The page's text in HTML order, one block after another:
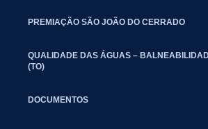
PREMIAÇÃO SÃO JOÃO DO CERRADO
QUALIDADE DAS ÁGUAS –
(TO)
DOCUMENTOS